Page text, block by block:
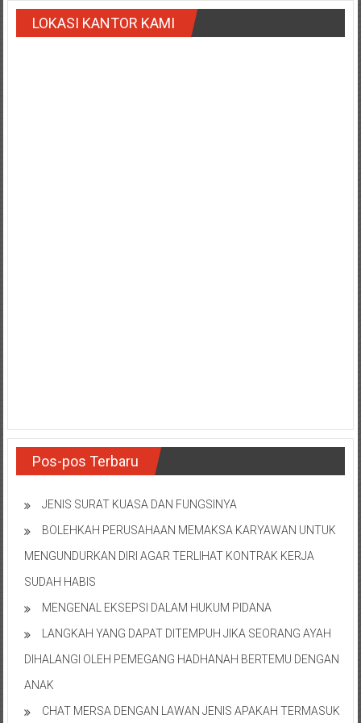
Payakumbung/
Tanjung
Barat/
Kalimantan
Timur/
Kalimantan
Samarinda/Jawa
Barat/
jawa
Terdekat
LOKASI KANTOR KAMI
Pos-pos Terbaru
JENIS SURAT KUASA DAN FUNGSINYA
BOLEHKAH PERUSAHAAN MEMAKSA KARYAWAN UNTUK
MENGUNDURKAN DIRI AGAR TERLIHAT KONTRAK KERJA
SUDAH HABIS
MENGENAL EKSEPSI DALAM HUKUM PIDANA
LANGKAH YANG DAPAT DITEMPUH JIKA SEORANG AYAH
DIHALANGI OLEH PEMEGANG HADHANAH BERTEMU DENGAN
ANAK
CHAT MERSA DENGAN LAWAN JENIS APAKAH TERMASUK